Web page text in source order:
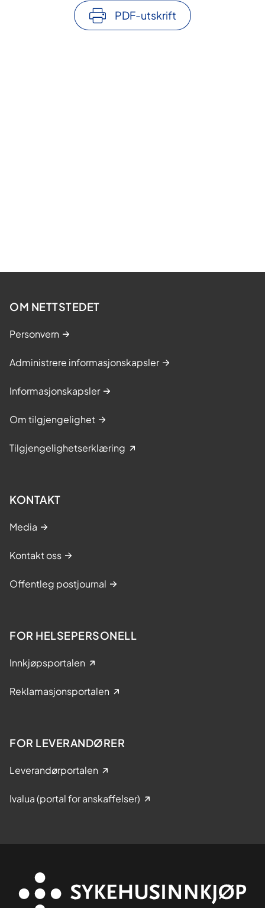
PDF-utskrift
OM NETTSTEDET
Personvern
Administrere informasjonskapsler
Informasjonskapsler
Om tilgjengelighet
Tilgjengelighetserklæring
KONTAKT
Media
Kontakt oss
Offentleg postjournal
FOR HELSEPERSONELL
Innkjøpsportalen
Reklamasjonsportalen
FOR LEVERANDØRER
Leverandørportalen
Ivalua (portal for anskaffelser)